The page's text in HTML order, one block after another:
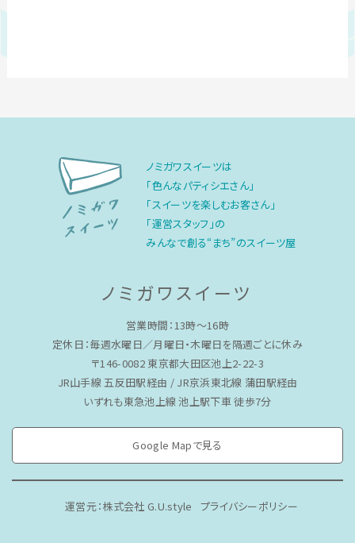
ノミガワスイーツは
「色んなパティシエさん」
「スイーツを楽しむお客さん」
「運営スタッフ」の
みんなで創る“まち”のスイーツ屋
ノミガワスイーツ
営業時間：13時〜16時
定休日：毎週水曜日／月曜日・木曜日を隔週ごとに休み
〒146-0082 東京都大田区池上2-22-3
JR山手線 五反田駅経由 / JR京浜東北線 蒲田駅経由
いずれも東急池上線 池上駅下車 徒歩7分
Google Mapで見る
運営元：株式会社 G.U.style プライバシーポリシー